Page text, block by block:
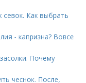
севок. Как выбрать
- капризна? Вовсе
Почему
чеснок. После,